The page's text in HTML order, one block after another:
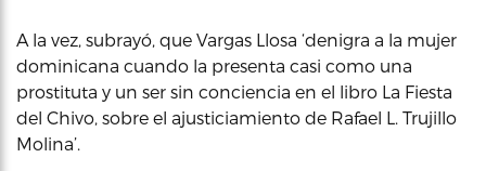
A la vez, subrayó, que Vargas Llosa ‘denigra a la mujer
dominicana cuando la presenta casi como una
prostituta y un ser sin conciencia en el libro La Fiesta
del Chivo, sobre el ajusticiamiento de Rafael L. Trujillo
Molina’.